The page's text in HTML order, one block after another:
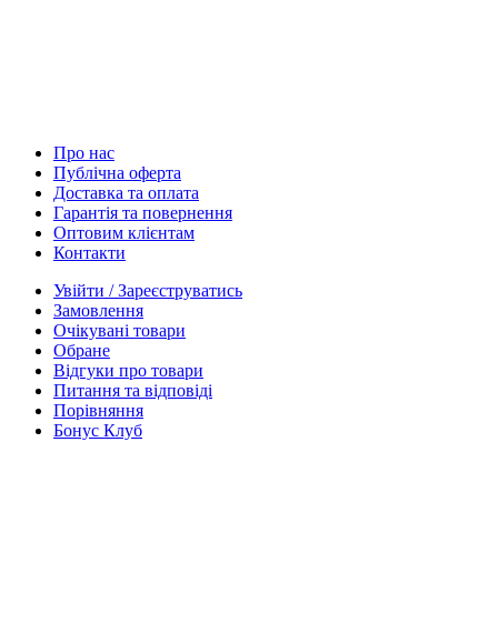
Про нас
Публічна оферта
Доставка та оплата
Гарантія та повернення
Оптовим клієнтам
Контакти
Увійти / Зареєструватись
Замовлення
Очікувані товари
Обране
Відгуки про товари
Питання та відповіді
Порівняння
Бонус Клуб